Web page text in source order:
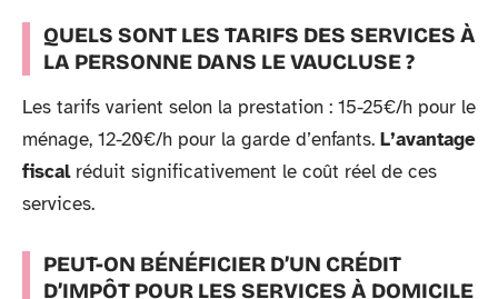
QUELS SONT LES TARIFS DES SERVICES À
LA PERSONNE DANS LE VAUCLUSE ?
Les tarifs varient selon la prestation : 15-25€/h pour le
ménage, 12-20€/h pour la garde d’enfants. L’avantage
fiscalréduit significativement le coût réel de ces
services.
PEUT-ON BÉNÉFICIER D’UN CRÉDIT
D’IMPÔT POUR LES SERVICES À DOMICILE